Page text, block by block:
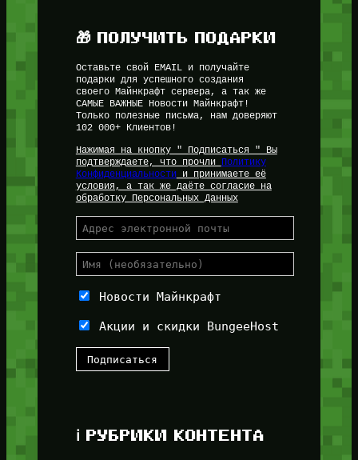
🎁 ПОЛУЧИТЬ ПОДАРКИ
Оставьте свой EMAIL и получайте
подарки для успешного создания
своего Майнкрафт сервера, а так же
САМЫЕ ВАЖНЫЕ Новости Майнкрафт!
Только полезные письма, нам доверяют
102 000+ Клиентов!
Нажимая на кнопку " Подписаться " Вы
подтверждаете, что прочли
Политику
Конфиденциальностии принимаете её
условия, а так же даёте согласие на
обработку Персональных Данных
Новости Майнкрафт
Акции и скидки BungeeHost
ℹ️ РУБРИКИ КОНТЕНТА